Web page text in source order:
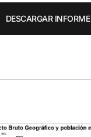
DESCARGAR INFORME